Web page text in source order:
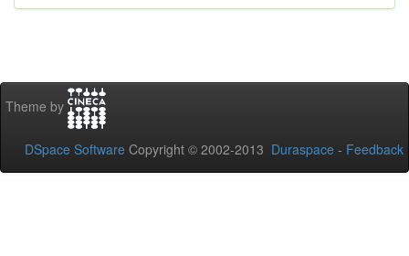
Theme by
DSpace Software Copyright © 2002-2013 Duraspace - Feedback